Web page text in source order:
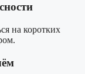
на коротких